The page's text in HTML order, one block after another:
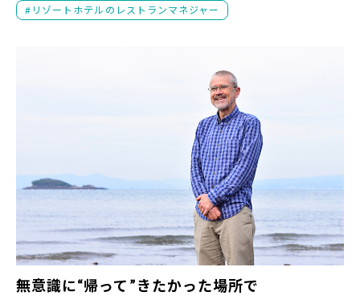
リゾートホテルのレストランマネジャー
無意識に“帰って”きたかった場所で